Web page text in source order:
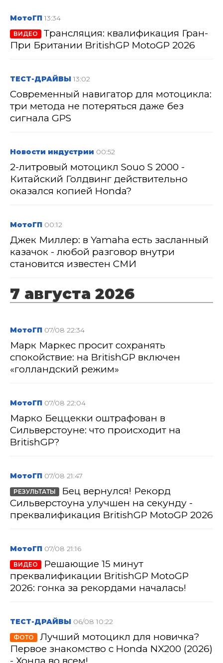
МотоГП 13:34
ВИДЕО
Трансляция: квалификация Гран-
При Британии BritishGP MotoGP 2026
ТЕСТ-ДРАЙВЫ 13:02
Современный навигатор для мотоцикла:
три метода не потеряться даже без
сигнала GPS
Новости индустрии 00:52
2-литровый мотоцикл Souo S 2000 -
Китайский Голдвинг действительно
оказался копией Honda?
МотоГП 00:12
Джек Миллер: в Yamaha есть засланный
казачок - любой разговор внутри
становится известен СМИ
7 августа 2026
МотоГП 07/08 22:34
Марк Маркес просит сохранять
спокойствие: на BritishGP включен
«голландский режим»
МотоГП 07/08 22:04
Марко Беццекки оштрафован в
Сильверстоуне: что происходит на
BritishGP?
МотоГП 07/08 21:47
РЕЗУЛЬТАТЫ
Бец вернулся! Рекорд
Сильверстоуна улучшен на секунду -
преквалификация BritishGP MotoGP 2026
МотоГП 07/08 21:16
ВИДЕО
Решающие 15 минут
преквалификации BritishGP MotoGP
2026: гонка за рекордами началась!
ТЕСТ-ДРАЙВЫ 06/08 10:22
ФОТО
Лучший мотоцикл для новичка?
Первое знакомство с Honda NX200 (2026)